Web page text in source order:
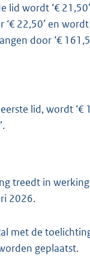
lid wordt ‘€ 21,50’
‘€ 22,50’ en wordt
door ‘€
lid, wordt ‘€
treedt in
2026.
met de
geplaatst.